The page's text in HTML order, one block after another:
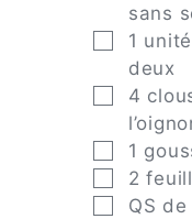
sans
▢
1 unité
deux
▢
4
▢
1
▢
2
▢
QS de